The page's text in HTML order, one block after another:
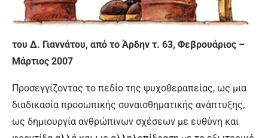
του Δ. Γιαννάτου, από το Άρδην τ. 63, Φεβρουάριος –
Μάρτιος 2007
Προσεγγίζοντας το πεδίο της ψυχοθεραπείας, ως μια
διαδικασία προσωπικής συναισθηματικής ανάπτυξης,
ως δημιουργία ανθρώπινων σχέσεων με ευθύνη και